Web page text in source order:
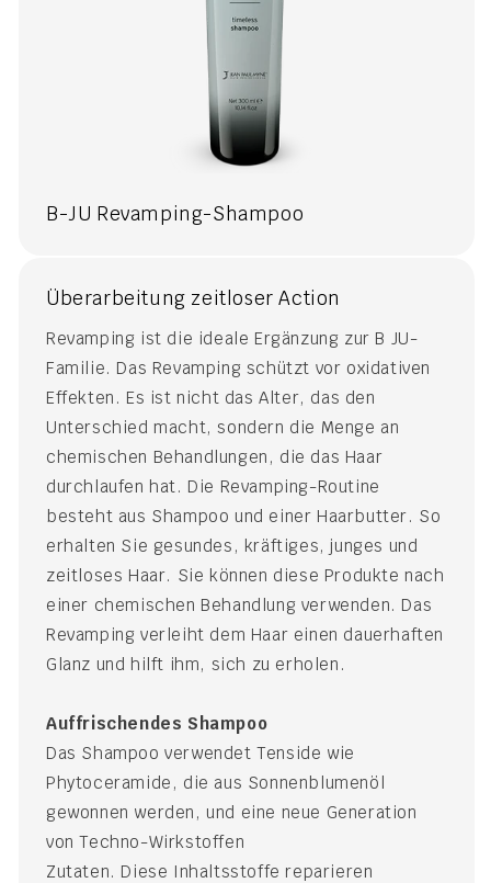
B-JU Revamping-Shampoo
Überarbeitung zeitloser Action
Revamping ist die ideale Ergänzung zur B JU-
Familie. Das Revamping schützt vor oxidativen
Effekten. Es ist nicht das Alter, das den
Unterschied macht, sondern die Menge an
chemischen Behandlungen, die das Haar
durchlaufen hat. Die Revamping-Routine
besteht aus Shampoo und einer Haarbutter. So
erhalten Sie gesundes, kräftiges, junges und
zeitloses Haar. Sie können diese Produkte nach
einer chemischen Behandlung verwenden. Das
Revamping verleiht dem Haar einen dauerhaften
Glanz und hilft ihm, sich zu erholen.
Auffrischendes Shampoo
Das Shampoo verwendet Tenside wie
Phytoceramide, die aus Sonnenblumenöl
gewonnen werden, und eine neue Generation
von Techno-Wirkstoffen
Zutaten. Diese Inhaltsstoffe reparieren